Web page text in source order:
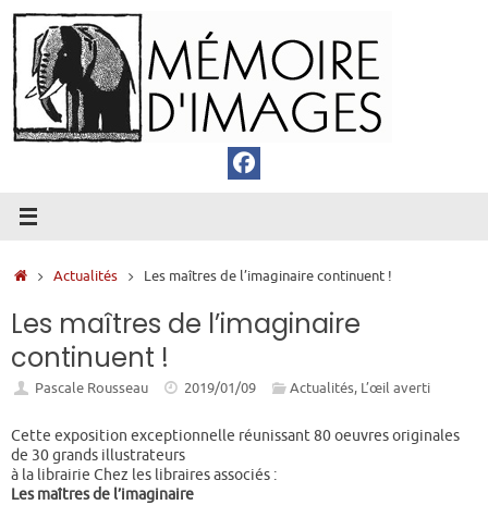
Passer
au
contenu
Accueil
Actualités Les maîtres de l’imaginaire continuent !
Les maîtres de l’imaginaire
continuent !
Pascale Rousseau 2019/01/09 Actualités, L’œil averti
Cette exposition exceptionnelle réunissant 80 oeuvres originales
de 30 grands illustrateurs
à la librairie Chez les libraires associés :
Les maîtres de l’imaginaire